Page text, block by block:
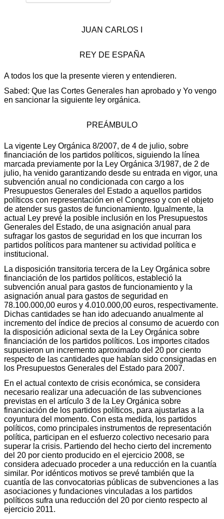
JUAN CARLOS I
REY DE ESPAÑA
A todos los que la presente vieren y entendieren.
Sabed: Que las Cortes Generales han aprobado y Yo vengo
en sancionar la siguiente ley orgánica.
PREÁMBULO
La vigente Ley Orgánica 8/2007, de 4 de julio, sobre
financiación de los partidos políticos, siguiendo la línea
marcada previamente por la Ley Orgánica 3/1987, de 2 de
julio, ha venido garantizando desde su entrada en vigor, una
subvención anual no condicionada con cargo a los
Presupuestos Generales del Estado a aquellos partidos
políticos con representación en el Congreso y con el objeto
de atender sus gastos de funcionamiento. Igualmente, la
actual Ley prevé la posible inclusión en los Presupuestos
Generales del Estado, de una asignación anual para
sufragar los gastos de seguridad en los que incurran los
partidos políticos para mantener su actividad política e
institucional.
La disposición transitoria tercera de la Ley Orgánica sobre
financiación de los partidos políticos, estableció la
subvención anual para gastos de funcionamiento y la
asignación anual para gastos de seguridad en
78.100.000,00 euros y 4.010.000,00 euros, respectivamente.
Dichas cantidades se han ido adecuando anualmente al
incremento del índice de precios al consumo de acuerdo con
la disposición adicional sexta de la Ley Orgánica sobre
financiación de los partidos políticos. Los importes citados
supusieron un incremento aproximado del 20 por ciento
respecto de las cantidades que habían sido consignadas en
los Presupuestos Generales del Estado para 2007.
En el actual contexto de crisis económica, se considera
necesario realizar una adecuación de las subvenciones
previstas en el artículo 3 de la Ley Orgánica sobre
financiación de los partidos políticos, para ajustarlas a la
coyuntura del momento. Con esta medida, los partidos
políticos, como principales instrumentos de representación
política, participan en el esfuerzo colectivo necesario para
superar la crisis. Partiendo del hecho cierto del incremento
del 20 por ciento producido en el ejercicio 2008, se
considera adecuado proceder a una reducción en la cuantía
similar. Por idénticos motivos se prevé también que la
cuantía de las convocatorias públicas de subvenciones a las
asociaciones y fundaciones vinculadas a los partidos
políticos sufra una reducción del 20 por ciento respecto al
ejercicio 2011.